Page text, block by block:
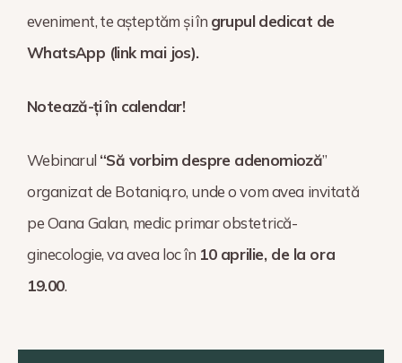
eveniment, te așteptăm și în grupul dedicat de
WhatsApp (link mai jos).
Notează-ți în calendar!
Webinarul “Să vorbim despre adenomioză”
organizat de Botaniq.ro, unde o vom avea invitată
pe Oana Galan, medic primar obstetrică-
ginecologie,va avea loc în 10 aprilie, de la ora
19.00.